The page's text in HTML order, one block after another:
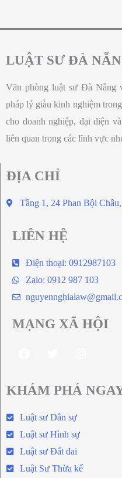
LUẬT SƯ ĐÀ
Văn phòng luật sư Đà Nẵng
pháp lý giàu kinh nghiệm
cho doanh nghiệp, đại diện
liên quan trong các lĩnh vực
ĐỊA CHỈ
Tầng 1, 24 Phan Bội
LIÊN HỆ
Điện thoại: 0912987103
Zalo: 0912 987 103
MẠNG XÃ HỘI
KHÁM PHÁ
Luật sư Dân sự
Luật sư Hình sự
Luật sư Đất đai
Luật Sư Thừa kế